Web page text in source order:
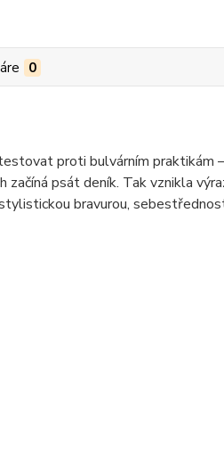
0
proti bulvárním praktikám
psát deník. Tak vznikla
bravurou,